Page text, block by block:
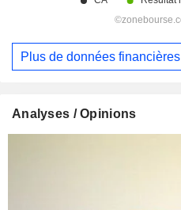
Plus de données financières
Analyses / Opinions